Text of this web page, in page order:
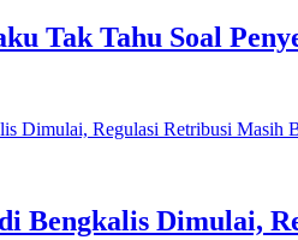
Tak Tahu Soal
Bengkalis Dimulai,